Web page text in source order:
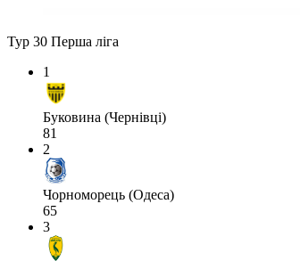
Тур 30 Перша ліга
1
Буковина (Чернівці)
81
2
Чорноморець (Одеса)
65
3